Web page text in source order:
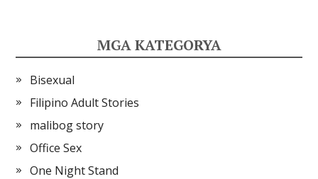
MGA KATEGORYA
Bisexual
Filipino Adult Stories
malibog story
Office Sex
One Night Stand